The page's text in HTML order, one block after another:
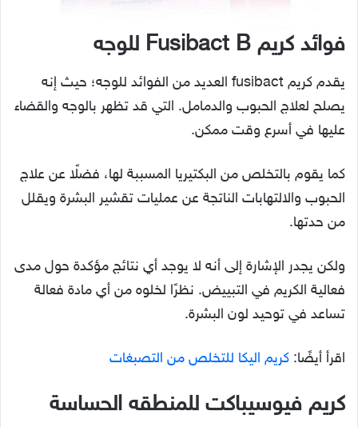
فوائد كريم Fus ibact B للوجه
يقدم كريم fusibact العديد من الفوائد للوجه؛ حيث إنه
يصلح لعلاج الحبوب والدمامل. التي قد تظهر بالوجه والقضاء
عليها في أسرع وقت ممكن.
كما يقوم بالتخلص من البكتيريا المسببة لها، فضلًا عن علاج
الحبوب والالتهابات الناتجة عن عمليات تقشير البشرة ويقلل
من حدتها.
ولكن يجدر الإشارة إلى أنه لا يوجد أي نتائج مؤكدة حول مدى
فعالية الكريم في التبييض. نظرًا لخلوه من أي مادة فعالة
تساعد في توحيد لون البشرة.
اقرأ أيضًا: كريم اليكا للتخلص من التصبغات
كريم فيوسيباكت للمنطقه الحساسة